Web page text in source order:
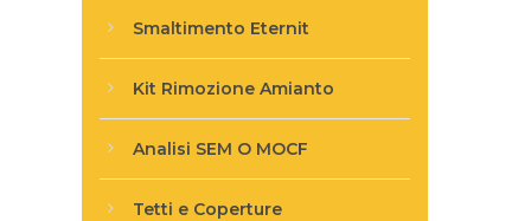
Smaltimento Eternit
Kit Rimozione Amianto
Analisi SEM O MOCF
Tetti e Coperture